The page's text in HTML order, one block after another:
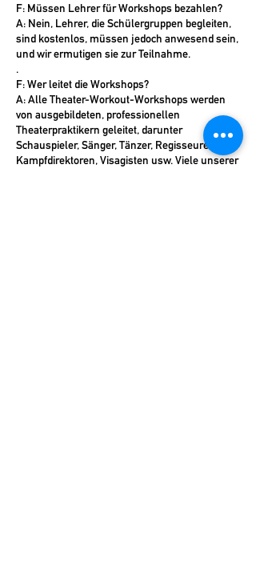
F: Müssen Lehrer für Workshops bezahlen?
A: Nein, Lehrer, die Schülergruppen begleiten,
sind kostenlos, müssen jedoch anwesend sein,
und wir ermutigen sie zur Teilnahme.
.
F: Wer leitet die Workshops?
A: Alle Theater-Workout-Workshops werden
von ausgebildeten, professionellen
Theaterpraktikern geleitet, darunter
Schauspieler, Sänger, Tänzer, Regisseure,
Kampfdirektoren, Visagisten usw. Viele unserer